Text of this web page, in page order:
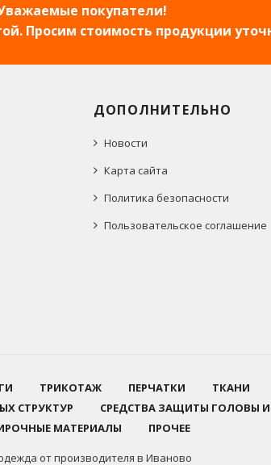
покупатели!
Просим стоимость продукции
ДОПОЛНИТЕЛЬНО
Новости
Карта сайта
Политика безопасности
Пользовательское соглашение
ТРИКОТАЖ ПЕРЧАТКИ ТКАНИ
СТРУКТУР СРЕДСТВА ЗАЩИТЫ ГОЛОВЫ
МАТЕРИАЛЫ
ПРОЧЕЕ
от производителя в Иваново